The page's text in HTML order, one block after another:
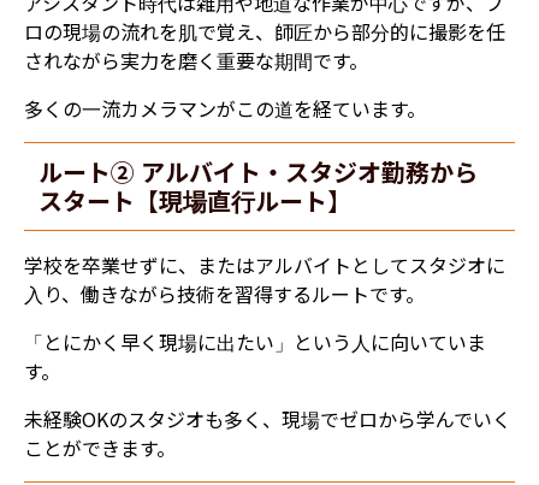
ロの現場の流れを肌で覚え、師匠から部分的に撮影を任
されながら実力を磨く重要な期間です。
多くの一流カメラマンがこの道を経ています。
ルート② アルバイト・スタジオ勤務から
スタート【現場直行ルート】
学校を卒業せずに、またはアルバイトとしてスタジオに
入り、働きながら技術を習得するルートです。
「とにかく早く現場に出たい」という人に向いていま
す。
未経験OKのスタジオも多く、現場でゼロから学んでいく
ことができます。